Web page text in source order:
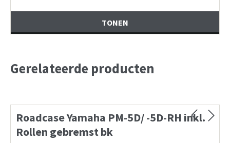
TONEN
Gerelateerde producten
Roadcase Yamaha PM-5D/ -5D-RH inkl.
Rollen gebremst bk